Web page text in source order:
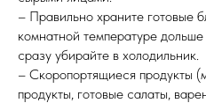
– Правильно храните готовые
комнатной температуре
сразу убирайте в холодильник.
– Скоропортящиеся продукты
продукты, готовые салаты,